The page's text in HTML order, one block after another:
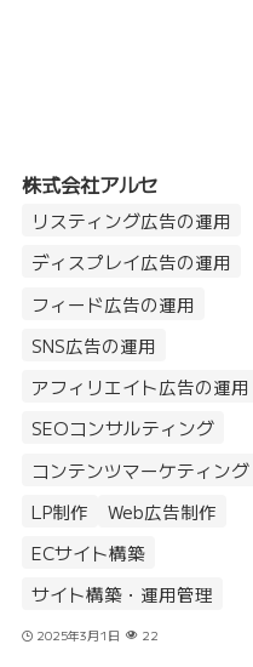
株式会社アルセ
リスティング広告の運用
ディスプレイ広告の運用
フィード広告の運用
SNS広告の運用
アフィリエイト広告の運用
SEOコンサルティング
コンテンツマーケティング
LP制作
Web広告制作
ECサイト構築
サイト構築・運用管理
2025年3月1日 22